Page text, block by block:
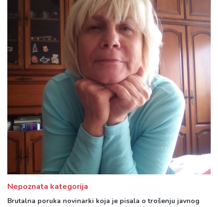
Nepoznata kategorija
Brutalna poruka novinarki koja je pisala o trošenju javnog